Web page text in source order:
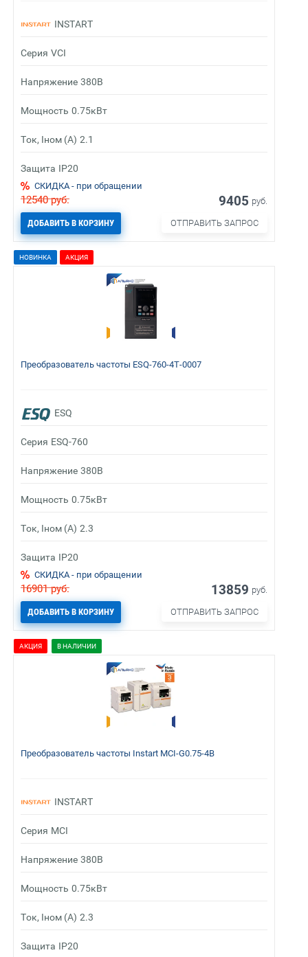
INSTART
Серия VCI
Напряжение 380В
Мощность 0.75кВт
Ток, Iном (А) 2.1
Защита IP20
СКИДКА - при обращении
12540руб. 9405 руб.
ДОБАВИТЬ В КОРЗИНУ ОТПРАВИТЬ ЗАПРОС
НОВИНКА АКЦИЯ
Преобразователь частоты ESQ-760-4T-0007
ESQ
Серия ESQ-760
Напряжение 380В
Мощность 0.75кВт
Ток, Iном (А) 2.3
Защита IP20
СКИДКА - при обращении
16901руб. 13859 руб.
ДОБАВИТЬ В КОРЗИНУ ОТПРАВИТЬ ЗАПРОС
АКЦИЯ В НАЛИЧИИ
Преобразователь частоты Instart MCI-G0.75-4B
INSTART
Серия MCI
Напряжение 380В
Мощность 0.75кВт
Ток, Iном (А) 2.3
Защита IP20